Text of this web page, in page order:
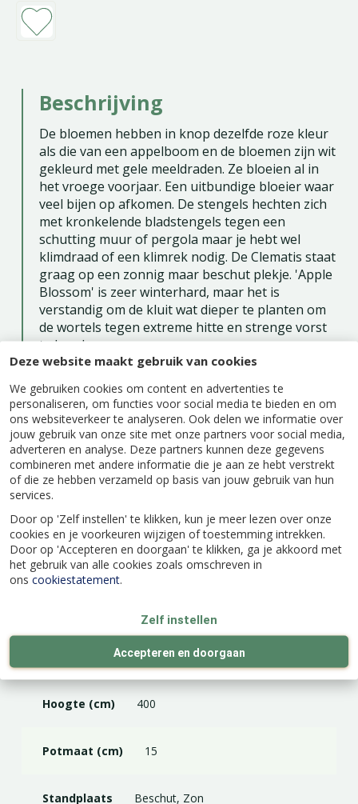
Deze website maakt gebruik van cookies
We gebruiken cookies om content en advertenties te
personaliseren, om functies voor social media te bieden en om
ons websiteverkeer te analyseren. Ook delen we informatie over
jouw gebruik van onze site met onze partners voor social media,
adverteren en analyse. Deze partners kunnen deze gegevens
combineren met andere informatie die je aan ze hebt verstrekt
of die ze hebben verzameld op basis van jouw gebruik van hun
services.
Door op 'Zelf instellen' te klikken, kun je meer lezen over onze
cookies en je voorkeuren wijzigen of toestemming intrekken.
Door op 'Accepteren en doorgaan' te klikken, ga je akkoord met
het gebruik van alle cookies zoals omschreven in
ons cookiestatement.
Zelf instellen
Accepteren en doorgaan
Beschrijving
De bloemen hebben in knop dezelfde roze kleur
als die van een appelboom en de bloemen zijn wit
gekleurd met gele meeldraden. Ze bloeien al in
het vroege voorjaar. Een uitbundige bloeier waar
veel bijen op afkomen. De stengels hechten zich
met kronkelende bladstengels tegen een
schutting muur of pergola maar je hebt wel
klimdraad of een klimrek nodig. De Clematis staat
graag op een zonnig maar beschut plekje. 'Apple
Blossom' is zeer winterhard, maar het is
verstandig om de kluit wat dieper te planten om
de wortels tegen extreme hitte en strenge vorst
te beschermen.
Snoeien: Is niet noodzakelijk maar na de bloei
kun je eventueel iets terug knippen. Het
bevorderd wel de bloei.
Specificaties
EAN code 8718104523371
Roze, Wit
Hoogte (cm) 400
Potmaat (cm) 15
Standplaats Beschut, Zon